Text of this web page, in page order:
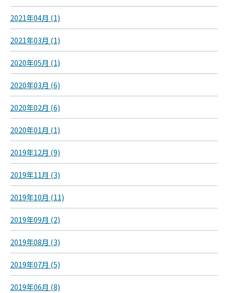
2021年04月 (1)
2021年03月 (1)
2020年05月 (1)
2020年03月 (6)
2020年02月 (6)
2020年01月 (1)
2019年12月 (9)
2019年11月 (3)
2019年10月 (11)
2019年09月 (2)
2019年08月 (3)
2019年07月 (5)
2019年06月 (8)